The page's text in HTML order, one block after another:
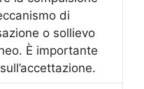
di
o sollievo
È importante